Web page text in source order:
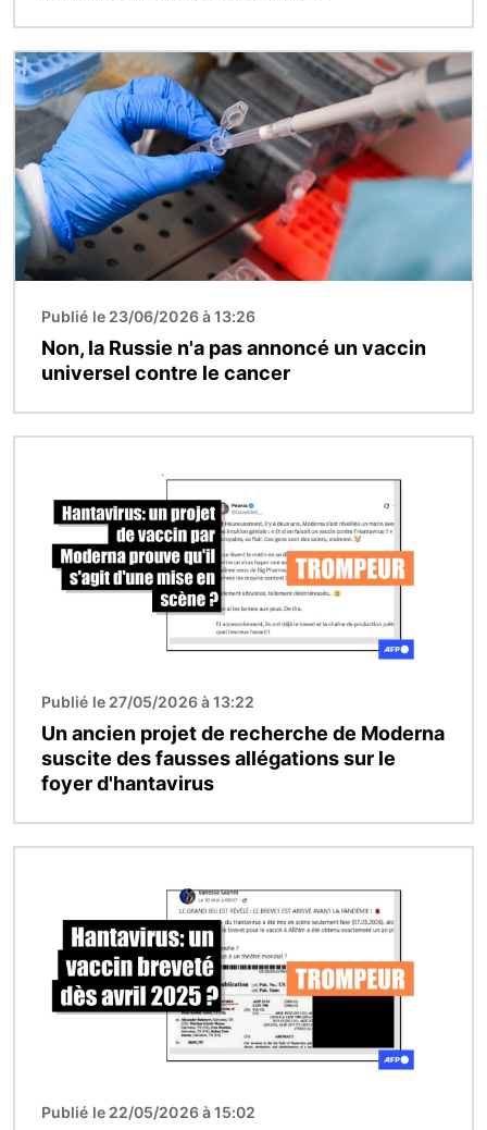
Image
Publié le 23/06/2026 à 13:26
Non, la Russie n'a pas annoncé un vaccin
universel contre le cancer
Publié le 27/05/2026 à 13:22
Un ancien projet de recherche de Moderna
suscite des fausses allégations sur le
foyer d'hantavirus
Publié le 22/05/2026 à 15:02